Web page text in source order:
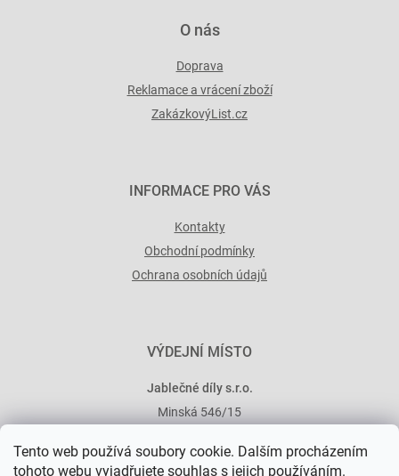
Tento web používá soubory cookie. Dalším procházením
tohoto webu vyjadřujete souhlas s jejich používáním.
O nás
Doprava
Reklamace a vrácení zboží
ZakázkovýList.cz
INFORMACE PRO VÁS
Kontakty
Obchodní podmínky
Ochrana osobních údajů
VÝDEJNÍ MÍSTO
Jablečné díly s.r.o.
Minská 546/15